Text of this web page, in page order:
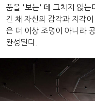
품을 '보는' 데 그치지 않는
긴 채 자신의 감각과 지각
은 더 이상 조명이 아니라
완성된다.